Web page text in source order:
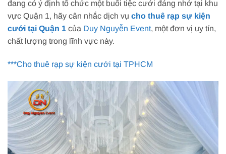
đang có ý định tổ chức một buổi tiệc cưới đáng nhớ tại khu
vực Quận 1, hãy cân nhắc dịch vụ cho thuê rạp sự kiện
cưới tại Quận 1 của Duy Nguyễn Event, một đơn vị uy tín,
chất lượng trong lĩnh vực này.
***Cho thuê rạp sự kiện cưới tại TPHCM